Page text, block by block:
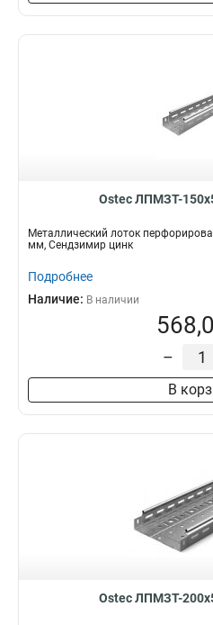
Ostec ЛПМЗТ-
Металлический лоток
мм, Сендзимир цинк
Подробнее
Наличие: В наличии
–
В
Ostec ЛПМЗТ-